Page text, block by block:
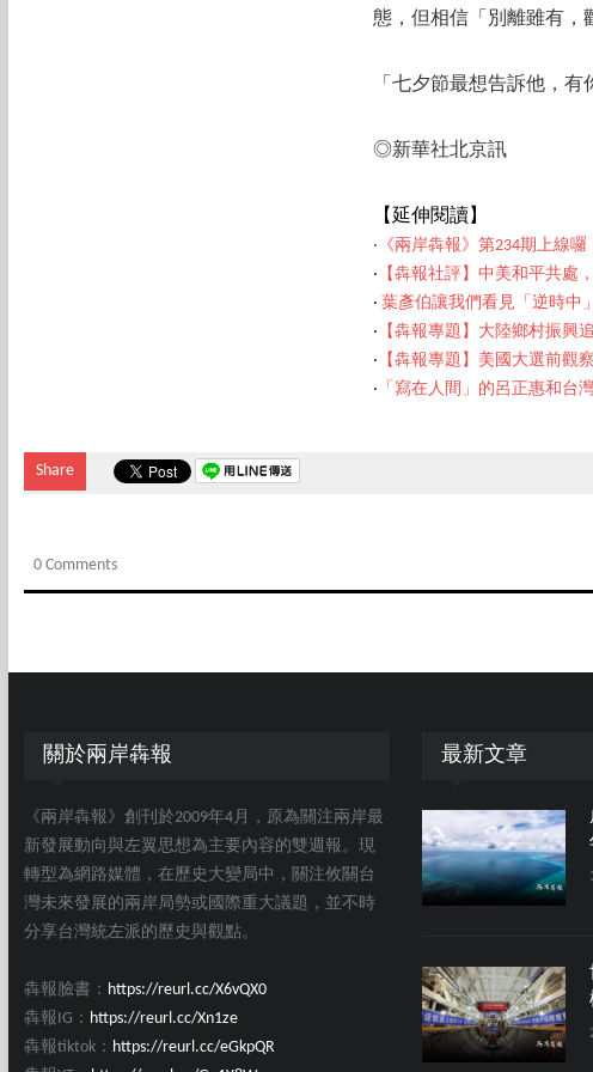
態，但相信「別離雖有，
「七夕節最想告訴他，
◎新華社北京訊
【延伸閱讀】
‧ 《兩岸犇報》第234期上線囉
‧ 【犇報社評】中美和平共處
‧ 葉彥伯讓我們看見「逆時中
‧ 【犇報專題】大陸鄉村振興
‧ 【犇報專題】美國大選前觀察
‧ 「寫在人間」的呂正惠和台
Share
0 Comments
關於兩岸犇報
《兩岸犇報》創刊於2009年4月，原為關注兩岸最
新發展動向與左翼思想為主要內容的雙週報。現
轉型為網路媒體，在歷史大變局中，關注攸關台
灣未來發展的兩岸局勢或國際重大議題，並不時
分享台灣統左派的歷史與觀點。
犇報臉書： https://reurl.cc/X6vQX0
犇報IG： https://reurl.cc/Xn1ze
犇報tiktok： https://reurl.cc/eGkpQR
最新文章